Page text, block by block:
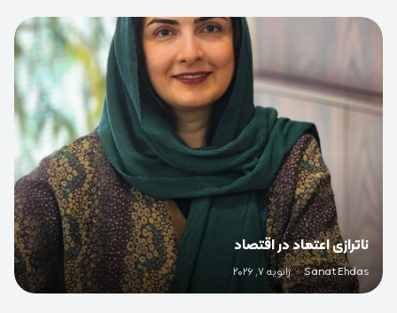
ناترازی اعتماد در اقتصاد
Sanat Ehdas
· ژانویه 7, 2026